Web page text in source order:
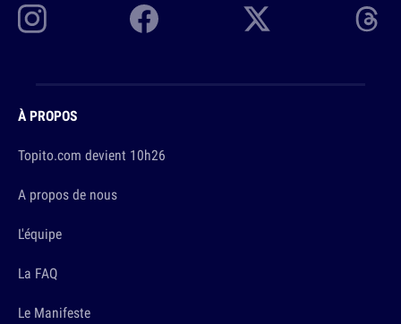
À PROPOS
Topito.com devient 10h26
A propos de nous
L'équipe
La FAQ
Le Manifeste